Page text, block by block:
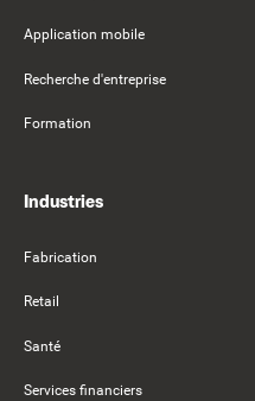
Application mobile
Recherche d'entreprise
Formation
Industries
Fabrication
Retail
Santé
Services financiers